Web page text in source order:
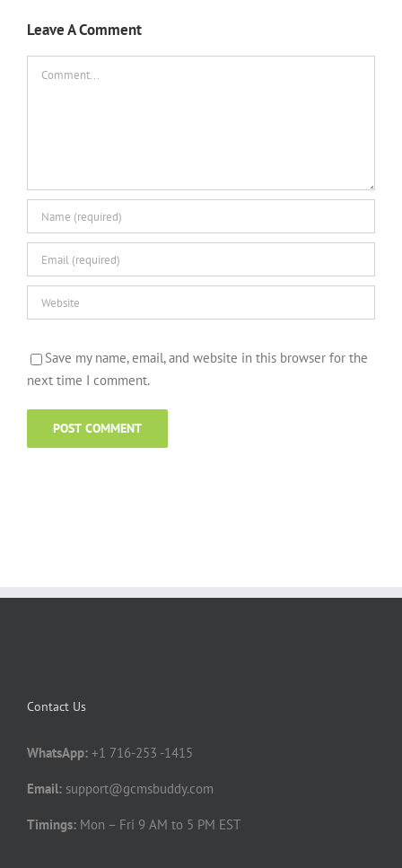
Leave A Comment
Save my name, email, and website in this browser for the
next time I comment.
Contact Us
WhatsApp: +1 716-253 -1415
Email: support@gcmsbuddy.com
Timings: Mon – Fri 9 AM to 5 PM EST